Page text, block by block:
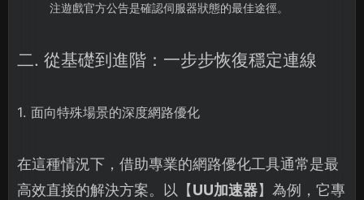
注遊戲官方公告是確認伺服器狀態的最佳途徑。
二. 從基礎到進階：一步步恢復穩定連線
1. 面向特殊場景的深度網路優化
在這種情況下，借助專業的網路優化工具通常是最
高效直接的解決方案。以【UU加速器】為例，它專